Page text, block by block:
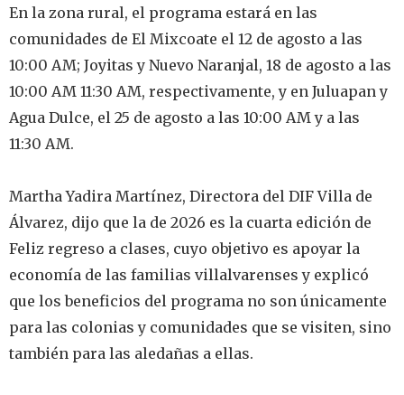
‎En la zona rural, el programa estará en las
comunidades de El Mixcoate el 12 de agosto a las
10:00 AM; Joyitas y Nuevo Naranjal, 18 de agosto a las
10:00 AM 11:30 AM, respectivamente, y en Juluapan y
Agua Dulce, el 25 de agosto a las 10:00 AM y a las
11:30 AM.
‎Martha Yadira Martínez, Directora del DIF Villa de
Álvarez, dijo que la de 2026 es la cuarta edición de
Feliz regreso a clases, cuyo objetivo es apoyar la
economía de las familias villalvarenses y explicó
que los beneficios del programa no son únicamente
para las colonias y comunidades que se visiten, sino
también para las aledañas a ellas.